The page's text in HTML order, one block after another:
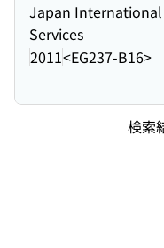
Japan
Services
2011<EG237-B16>
検索